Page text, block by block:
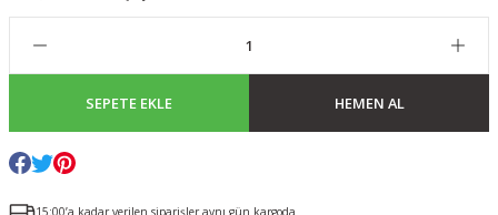
SEPETE EKLE HEMEN AL
15:00’a kadar verilen siparişler aynı gün kargoda